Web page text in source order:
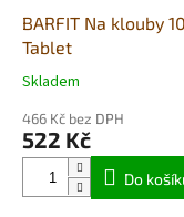
BARFIT Na klouby
Tablet
Průměrné
produktu
je
Skladem
466 Kč bez DPH
522 Kč
Do